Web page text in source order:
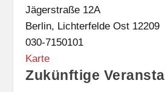
Jägerstraße 12A
Berlin, Lichterfelde Ost 12209
030-7150101
KarteG
a
Zukünftige